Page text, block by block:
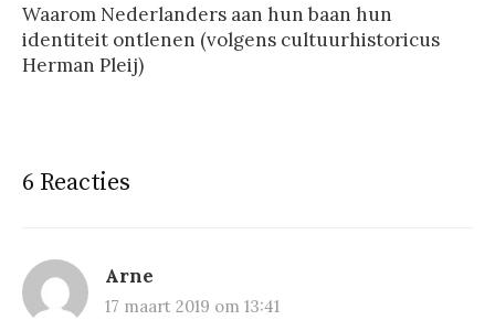
Waarom Nederlanders aan hun baan hun
identiteit ontlenen (volgens cultuurhistoricus
Herman Pleij)
6 Reacties
Arne
17 maart 2019 om 13:41